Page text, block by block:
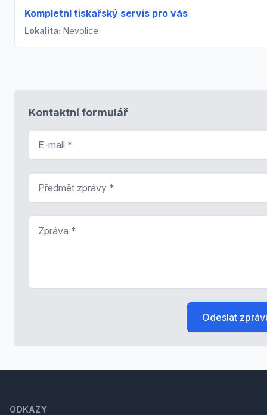
Kompletní tiskařský servis pro vás
Lokalita: Nevolice
Kontaktní formulář
Odeslat
ODKAZY